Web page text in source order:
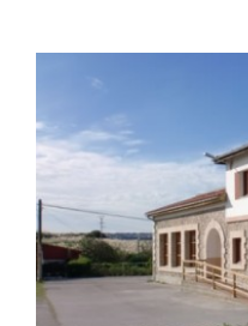
Sede Electrónica
Enlaces
Cita Previa